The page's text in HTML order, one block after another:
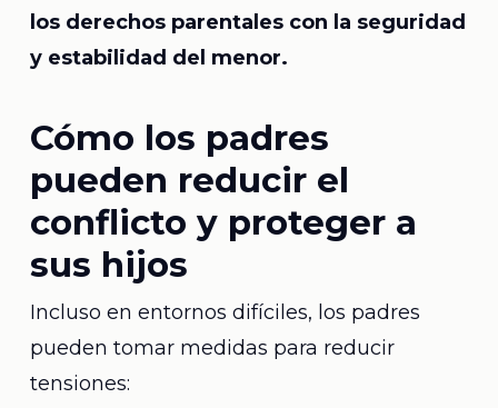
los derechos parentales con la seguridad
y estabilidad del menor.
Cómo los padres
pueden reducir el
conflicto y proteger a
sus hijos
Incluso en entornos difíciles, los padres
pueden tomar medidas para reducir
tensiones: